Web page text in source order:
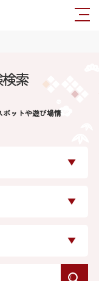
索
ポットや遊び場情